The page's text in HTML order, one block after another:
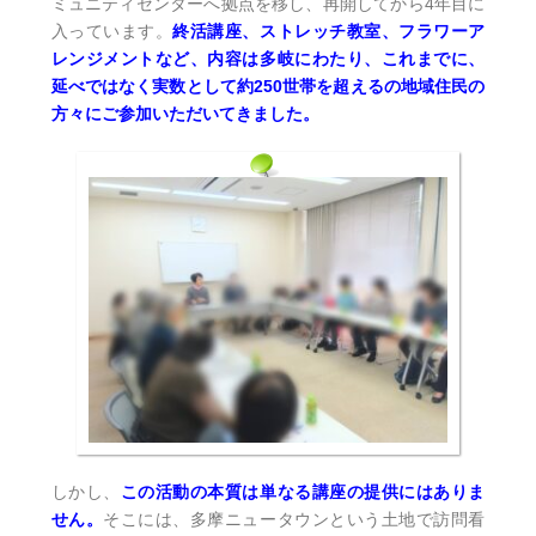
入っています。終活講座、ストレッチ教室、フラワーア
レンジメントなど、内容は多岐にわたり、これまでに、
延べではなく実数として約250世帯を超えるの地域住民の
方々にご参加いただいてきました。
しかし、 この活動の本質は単なる講座の提供にはありま
せん。 そこには、多摩ニュータウンという土地で訪問看